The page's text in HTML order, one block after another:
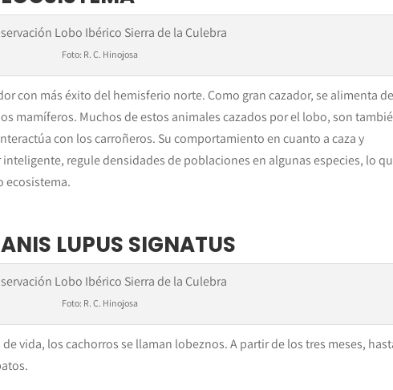
Foto: R. C. Hinojosa
con más éxito del hemisferio norte. Como gran cazador, se alimenta de
mamíferos. Muchos de estos animales cazados por el lobo, son
con los carroñeros. Su comportamiento en cuanto a caza y
regule densidades de poblaciones en algunas especies, lo
ecosistema.
LUPUS SIGNATUS
Foto: R. C. Hinojosa
vida, los cachorros se llaman lobeznos. A partir de los tres meses,